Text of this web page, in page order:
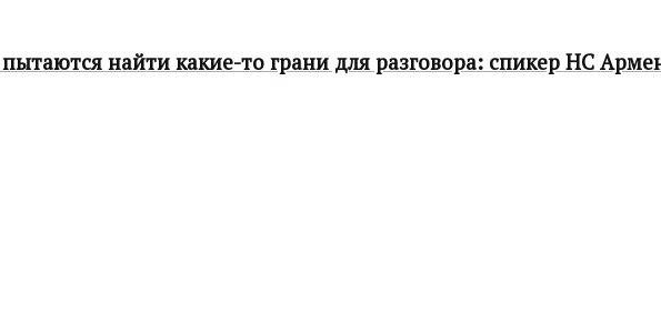
найти какие-то грани для разговора: спикер НС